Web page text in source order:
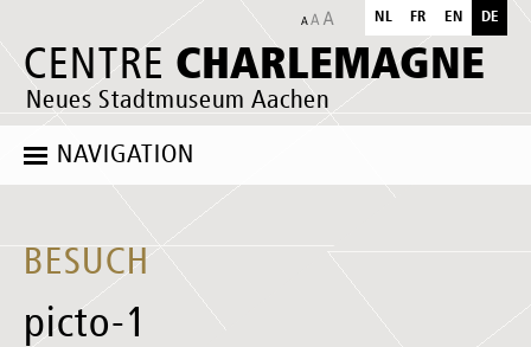
CENTRE CHARLEMAGNE
Neues Stadtmuseum Aachen
NL FR EN DE
NAVIGATION
BESUCH
picto-1